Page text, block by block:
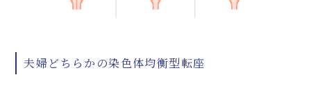
夫婦どちらかの染色体均衡型転座